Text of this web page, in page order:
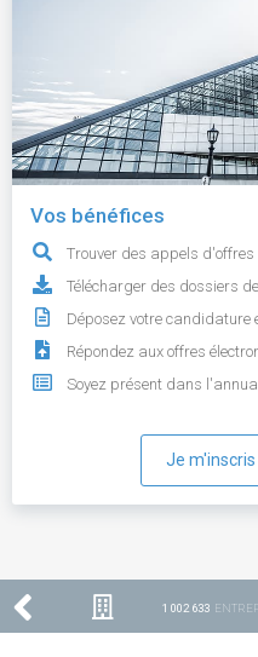
Vos bénéfices
Trouver des appels d'offres
Télécharger des dossiers
Déposez votre candidature
Répondez aux offres
Soyez présent dans
Je m'inscris
1 002 633